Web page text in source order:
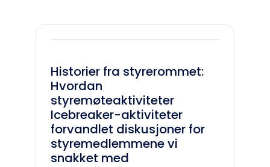
Historier fra styrerommet:
Hvordan
styremøteaktiviteter
Icebreaker-aktiviteter
forvandlet diskusjoner for
styremedlemmene vi
snakket med